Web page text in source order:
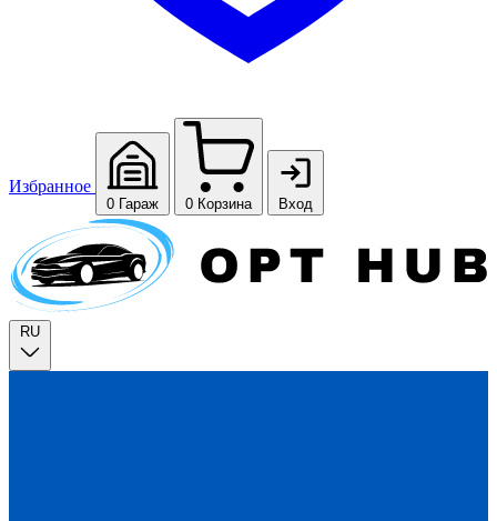
Избранное
0 Гараж 0 Корзина Вход